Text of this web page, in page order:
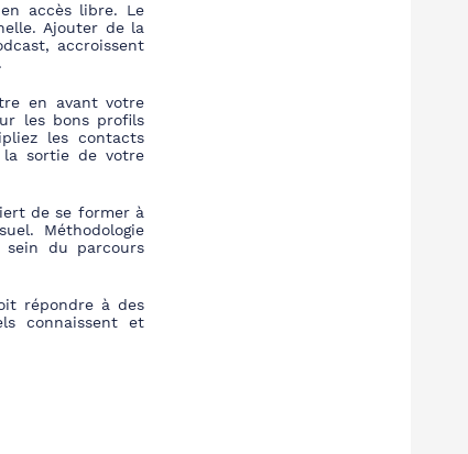
accès libre. Le
Ajouter de la
accroissent
en avant votre
les bons profils
les contacts
la sortie de votre
de se former à
Méthodologie
sein du parcours
répondre à des
connaissent et